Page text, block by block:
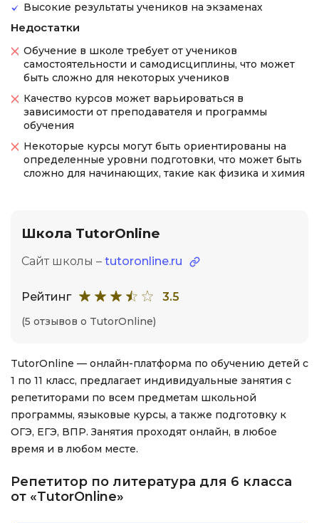
Высокие результаты учеников на экзаменах
Недостатки
Обучение в школе требует от учеников
самостоятельности и самодисциплины, что может
быть сложно для некоторых учеников
Качество курсов может варьироваться в
зависимости от преподавателя и программы
обучения
Некоторые курсы могут быть ориентированы на
определенные уровни подготовки, что может быть
сложно для начинающих, такие как физика и химия
Школа TutorOnline
Сайт школы – tutoronline.ru
Рейтинг 3.5
(5 отзывов о TutorOnline)
TutorOnline — онлайн-платформа по обучению детей с
1 по 11 класс, предлагает индивидуальные занятия с
репетиторами по всем предметам школьной
программы, языковые курсы, а также подготовку к
ОГЭ, ЕГЭ, ВПР. Занятия проходят онлайн, в любое
время и в любом месте.
Репетитор по литература для 6 класса
от «TutorOnline»